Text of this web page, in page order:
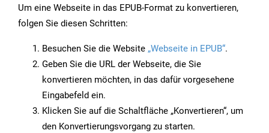
Um eine Webseite in das EPUB-Format zu konvertieren,
folgen Sie diesen Schritten:
Besuchen Sie die Website „Webseite in EPUB“.
Geben Sie die URL der Webseite, die Sie
konvertieren möchten, in das dafür vorgesehene
Eingabefeld ein.
Klicken Sie auf die Schaltfläche „Konvertieren“, um
den Konvertierungsvorgang zu starten.